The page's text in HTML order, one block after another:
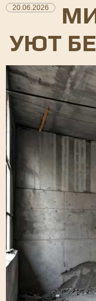
20.06.2026
УЮТ